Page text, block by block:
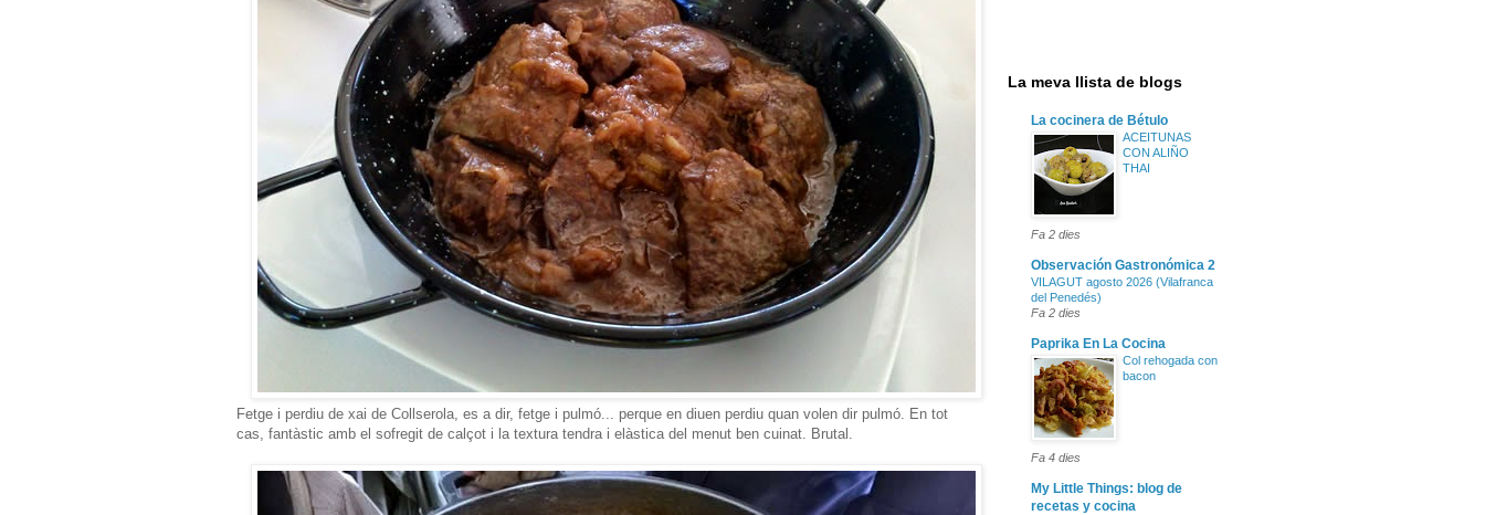
Fetge i perdiu de xai de Collserola, es a dir, fetge i pulmó... perque en diuen perdiu quan volen dir pulmó. En tot
cas, fantàstic amb el sofregit de calçot i la textura tendra i elàstica del menut ben cuinat. Brutal.
La meva llista de blogs
La cocinera de Bétulo
ACEITUNAS
CON ALIÑO
THAI
Fa 2 dies
Observación Gastronómica 2
VILAGUT agosto 2026 (Vilafranca
del Penedés)
Fa 2 dies
Paprika En La Cocina
Col rehogada con
bacon
Fa 4 dies
My Little Things: blog de
recetas y cocina